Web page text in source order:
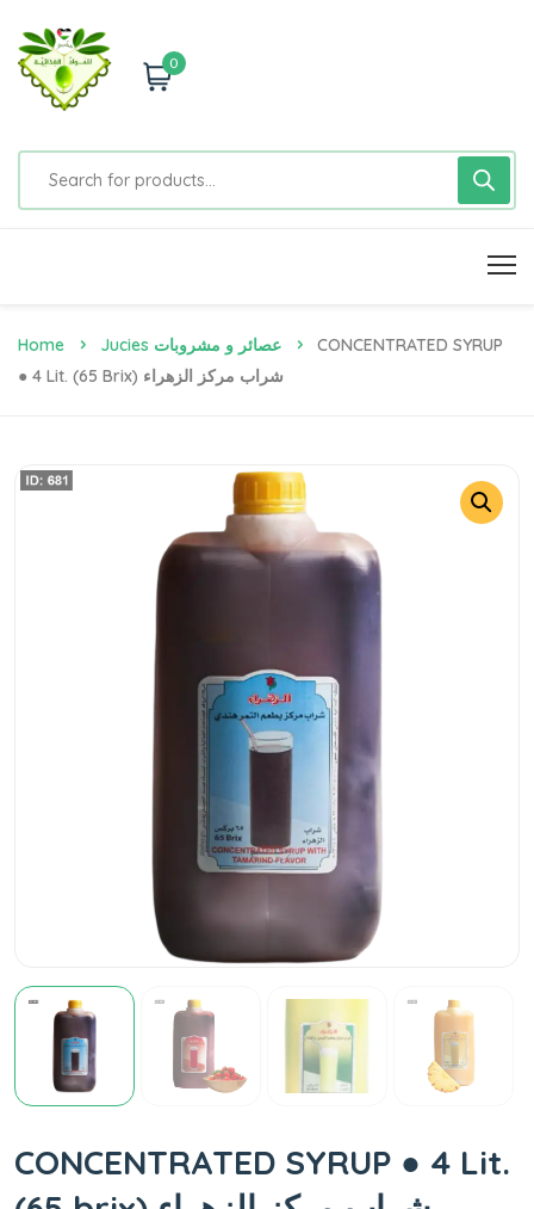
0
Home Jucies عصائر و مشروبات
CONCENTRATED SYRUP
● 4 Lit. (65 Brix) شراب مركز الزهراء
CONCENTRATED SYRUP ● 4 Lit.